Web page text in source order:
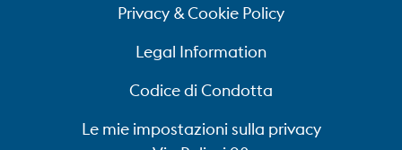
Privacy & Cookie Policy
Legal Information
Codice di Condotta
Le mie impostazioni sulla privacy